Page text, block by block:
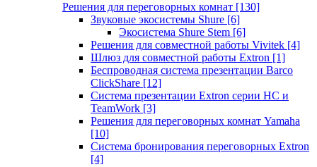
Решения для переговорных комнат [130]
Звуковые экосистемы Shure [6]
Экосистема Shure Stem [6]
Решения для совместной работы Vivitek [4]
Шлюз для совместной работы Extron [1]
Беспроводная система презентации Barco
ClickShare [12]
Система презентации Extron серии HC и
TeamWork [3]
Решения для переговорных комнат Yamaha
[10]
Система бронирования переговорных Extron
[4]